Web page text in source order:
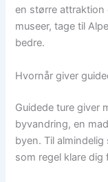
en større attraktion
museer, tage til
bedre.
Hvornår giver
Guidede ture giver
byvandring, en
byen. Til
som regel klare dig